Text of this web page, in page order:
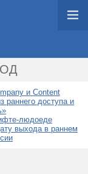
и Content
раннего доступа и
людоеде
выхода в раннем